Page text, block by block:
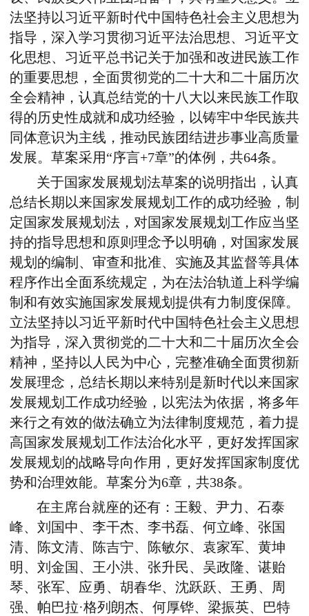
法坚持以习近平新时代中国特色社会主义思想为
指导，深入学习贯彻习近平法治思想、习近平文
化思想、习近平总书记关于加强和改进民族工作
的重要思想，全面贯彻党的二十大和二十届历次
全会精神，认真总结党的十八大以来民族工作取
得的历史性成就和成功经验，以铸牢中华民族共
同体意识为主线，推动民族团结进步事业高质量
发展。草案采用“序言+7章”的体例，共64条。
关于国家发展规划法草案的说明指出，认真
总结长期以来国家发展规划工作的成功经验，制
定国家发展规划法，对国家发展规划工作应当坚
持的指导思想和原则理念予以明确，对国家发展
规划的编制、审查和批准、实施及其监督等具体
程序作出全面系统规定，为在法治轨道上科学编
制和有效实施国家发展规划提供有力制度保障。
立法坚持以习近平新时代中国特色社会主义思想
为指导，深入贯彻党的二十大和二十届历次全会
精神，坚持以人民为中心，完整准确全面贯彻新
发展理念，总结长期以来特别是新时代以来国家
发展规划工作成功经验，以宪法为依据，将多年
来行之有效的做法确立为法律制度规范，着力提
高国家发展规划工作法治化水平，更好发挥国家
发展规划的战略导向作用，更好发挥国家制度优
势和治理效能。草案分为6章，共38条。
在主席台就座的还有：王毅、尹力、石泰
峰、刘国中、李干杰、李书磊、何立峰、张国
清、陈文清、陈吉宁、陈敏尔、袁家军、黄坤
明、刘金国、王小洪、张升民、吴政隆、谌贻
琴、张军、应勇、胡春华、沈跃跃、王勇、周
强、帕巴拉·格列朗杰、何厚铧、梁振英、巴特